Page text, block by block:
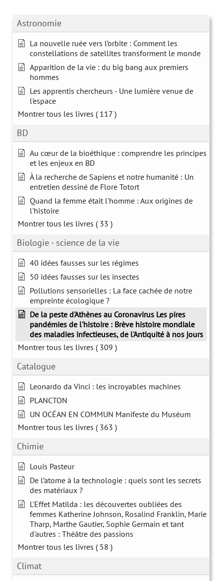
Astronomie
La nouvelle ruée vers l’orbite : Comment les
constellations de satellites transforment le monde
Apparition de la vie : du big bang aux premiers
hommes
Les apprentis chercheurs - Une lumière venue de
l'espace
Montrer tous les livres ( 117 )
BD
Au cœur de la bioéthique : comprendre les principes
et les enjeux en BD
À la recherche de Sapiens et notre humanité : Un
entretien dessiné de Flore Totort
Quand la femme était l'homme : Aux origines de
l'histoire
Montrer tous les livres ( 33 )
Biologie - science de la vie
40 idées fausses sur les régimes
50 idées fausses sur les insectes
Pollutions sensorielles : La face cachée de notre
empreinte écologique ?
De la peste d'Athènes au Coronavirus Les pires
pandémies de l'histoire : Brève histoire mondiale
des maladies infectieuses, de l'Antiquité à nos jours
Montrer tous les livres ( 309 )
Catalogue
Leonardo da Vinci : les incroyables machines
PLANCTON
UN OCÉAN EN COMMUN Manifeste du Muséum
Montrer tous les livres ( 363 )
Chimie
Louis Pasteur
De l’atome à la technologie : quels sont les secrets
des matériaux ?
L'Effet Matilda : les découvertes oubliées des
femmes Katherine Johnson, Rosalind Franklin, Marie
Tharp, Marthe Gautier, Sophie Germain et tant
d'autres : Théâtre des passions
Montrer tous les livres ( 58 )
Climat